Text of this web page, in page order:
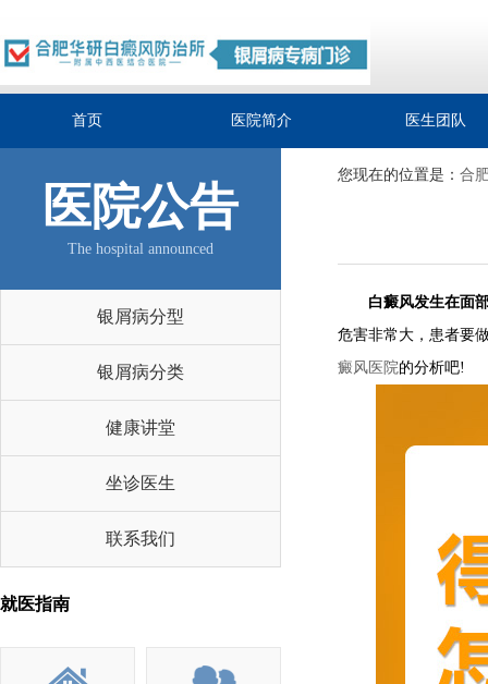
首页 医院简介 医生团队
医院公告
The hospital announced
银屑病分型
银屑病分类
健康讲堂
坐诊医生
联系我们
就医指南
您现在的位置是： 合
白癜风发生在面
危害非常大，患者要
癜风医院的分析吧!